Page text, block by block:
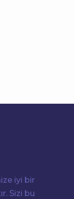
iyi bir
Sizi bu